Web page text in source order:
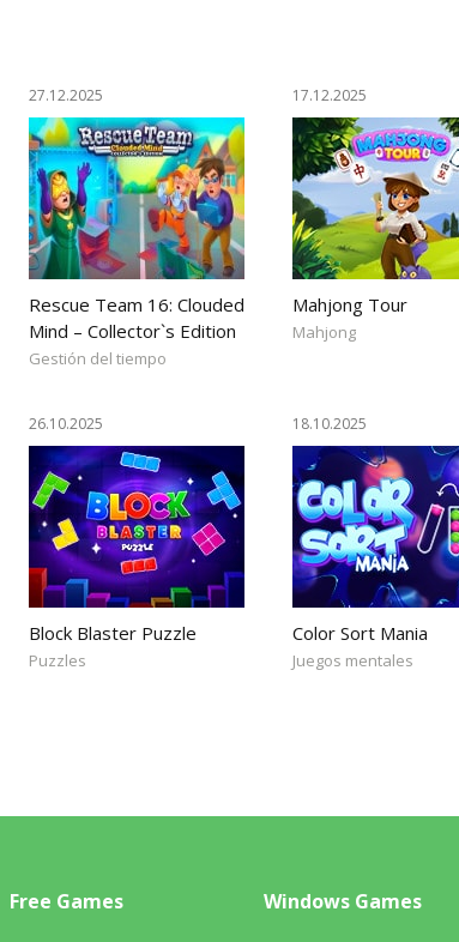
27.12.2025
Rescue Team 16: Clouded
Mind – Collector`s Edition
Gestión del tiempo
17.12.2025
Mahjong Tour
Mahjong
26.10.2025
Block Blaster Puzzle
Puzzles
18.10.2025
Color Sort Mania
Juegos mentales
Free Games Windows Games